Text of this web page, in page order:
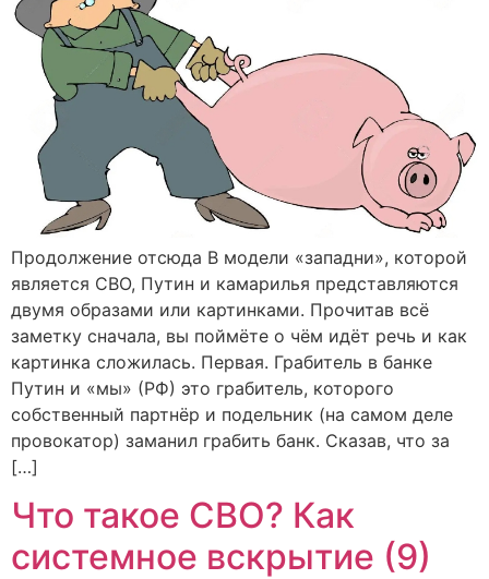
Продолжение отсюда В модели «западни», которой
является СВО, Путин и камарилья представляются
двумя образами или картинками. Прочитав всё
заметку сначала, вы поймёте о чём идёт речь и как
картинка сложилась. Первая. Грабитель в банке
Путин и «мы» (РФ) это грабитель, которого
собственный партнёр и подельник (на самом деле
провокатор) заманил грабить банк. Сказав, что за
[…]
Что такое СВО? Как
системное вскрытие (9)